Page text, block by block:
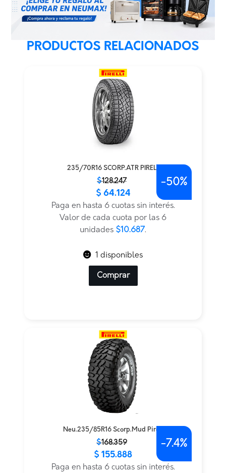
PRODUCTOS RELACIONADOS
235/70R16 SCORP.ATR PIRELL
$128.247
original
actual
$ 64.124
Paga en hasta 6 cuotas sin interés.
Valor de cada cuota por las 6
unidades $10.687.
-50%
1 disponibles
Comprar
Neu.235/85R16 Scorp.Mud Pirell
$168.359
original
actual
$ 155.888
Paga en hasta 6 cuotas sin interés.
-7.4%